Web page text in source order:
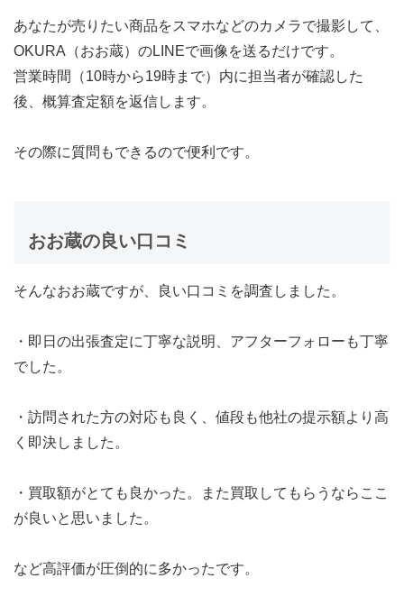
あなたが売りたい商品をスマホなどのカメラで撮影して、
OKURA（おお蔵）のLINEで画像を送るだけです。
営業時間（10時から19時まで）内に担当者が確認した
後、概算査定額を返信します。
その際に質問もできるので便利です。
おお蔵の良い口コミ
そんなおお蔵ですが、良い口コミを調査しました。
・即日の出張査定に丁寧な説明、アフターフォローも丁寧
でした。
・訪問された方の対応も良く、値段も他社の提示額より高
く即決しました。
・買取額がとても良かった。また買取してもらうならここ
が良いと思いました。
など高評価が圧倒的に多かったです。